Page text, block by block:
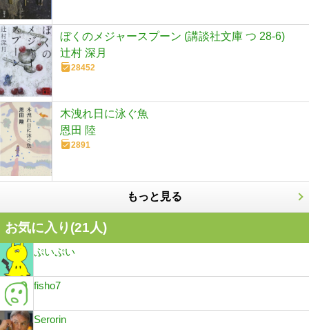
ぼくのメジャースプーン (講談社文庫 つ 28-6)
辻村 深月
28452
木洩れ日に泳ぐ魚
恩田 陸
2891
もっと見る
お気に入り(21人)
ぷいぷい
fisho7
Serorin